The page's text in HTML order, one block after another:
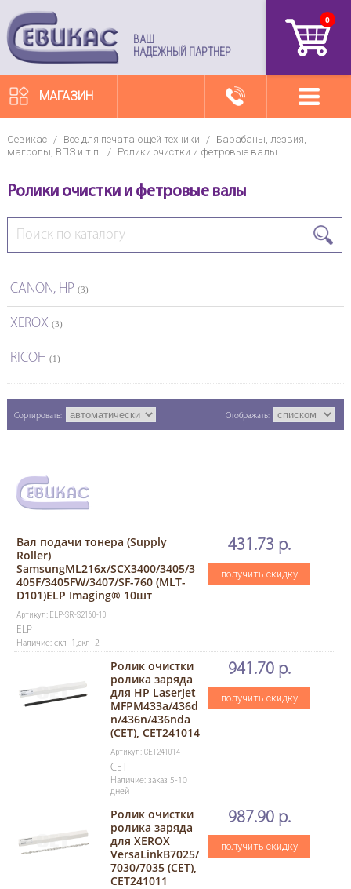
ВАШ
НАДЕЖНЫЙ ПАРТНЕР
0
МАГАЗИН
Севикас / Все для печатающей техники /
Барабаны, лезвия,
магролы, ВПЗ и т.п. / Ролики очистки и фетровые валы
Ролики очистки и фетровые валы
CANON, HP(3)
XEROX(3)
RICOH(1)
Сортировать: Отображать:
Вал подачи тонера (Supply
Roller)
SamsungML216x/SCX3400/3405/3
405F/3405FW/3407/SF-760 (MLT-
D101)ELP Imaging® 10шт
Артикул: ELP-SR-S2160-10
ELP
Наличие: скл_1,скл_2
431.73 р.
получить скидку
Ролик очистки
ролика заряда
для HP LaserJet
MFPM433a/436d
n/436n/436nda
(CET), CET241014
Артикул: CET241014
CET
Наличие: заказ 5-10
дней
941.70 р.
получить скидку
Ролик очистки
ролика заряда
для XEROX
VersaLinkB7025/
7030/7035 (CET),
CET241011
987.90 р.
получить скидку